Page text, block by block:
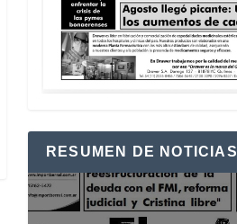
RESUMEN DE NOTICIAS
Reproductor
de
vídeo